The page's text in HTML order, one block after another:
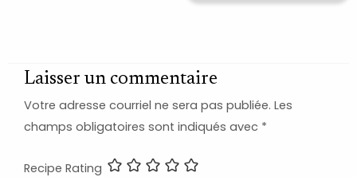
Laisser un commentaire
Votre adresse courriel ne sera pas publiée. Les
champs obligatoires sont indiqués avec *
Recipe Rating